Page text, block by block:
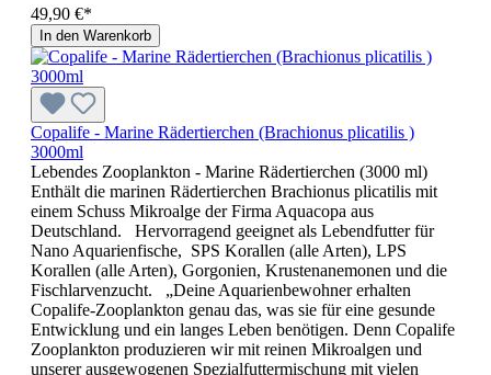
49,90 €*
In den Warenkorb
Copalife - Marine Rädertierchen (Brachionus plicatilis )
3000ml
Lebendes Zooplankton - Marine Rädertierchen (3000 ml)
Enthält die marinen Rädertierchen Brachionus plicatilis mit
einem Schuss Mikroalge der Firma Aquacopa aus
Deutschland. Hervorragend geeignet als Lebendfutter für
Nano Aquarienfische, SPS Korallen (alle Arten), LPS
Korallen (alle Arten), Gorgonien, Krustenanemonen und die
Fischlarvenzucht. „Deine Aquarienbewohner erhalten
Copalife-Zooplankton genau das, was sie für eine gesunde
Entwicklung und ein langes Leben benötigen. Denn Copalife
Zooplankton produzieren wir mit reinen Mikroalgen und
unserer ausgewogenen Spezialfuttermischung mit vielen